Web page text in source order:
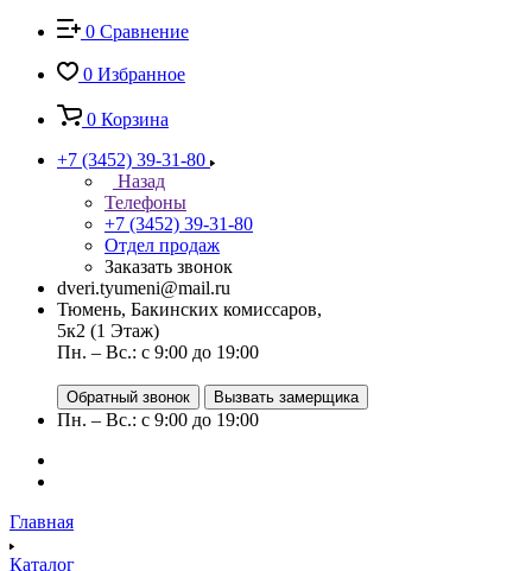
0 Сравнение
0 Избранное
0 Корзина
+7 (3452) 39-31-80
Назад
Телефоны
+7 (3452) 39-31-80
Отдел продаж
Заказать звонок
dveri.tyumeni@mail.ru
Тюмень, Бакинских комиссаров,
5к2 (1 Этаж)
Пн. – Вс.: с 9:00 до 19:00
Обратный звонок Вызвать замерщика
Пн. – Вс.: с 9:00 до 19:00
Главная
Каталог